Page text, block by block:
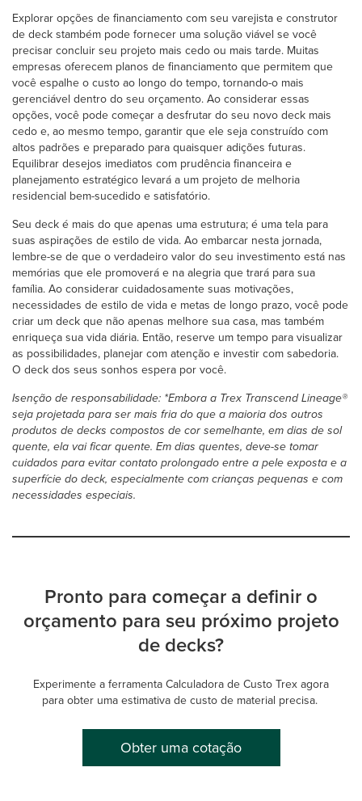
Explorar opções de financiamento com seu varejista e construtor
de deck stambém pode fornecer uma solução viável se você
precisar concluir seu projeto mais cedo ou mais tarde. Muitas
empresas oferecem planos de financiamento que permitem que
você espalhe o custo ao longo do tempo, tornando-o mais
gerenciável dentro do seu orçamento. Ao considerar essas
opções, você pode começar a desfrutar do seu novo deck mais
cedo e, ao mesmo tempo, garantir que ele seja construído com
altos padrões e preparado para quaisquer adições futuras.
Equilibrar desejos imediatos com prudência financeira e
planejamento estratégico levará a um projeto de melhoria
residencial bem-sucedido e satisfatório.
Seu deck é mais do que apenas uma estrutura; é uma tela para
suas aspirações de estilo de vida. Ao embarcar nesta jornada,
lembre-se de que o verdadeiro valor do seu investimento está nas
memórias que ele promoverá e na alegria que trará para sua
família. Ao considerar cuidadosamente suas motivações,
necessidades de estilo de vida e metas de longo prazo, você pode
criar um deck que não apenas melhore sua casa, mas também
enriqueça sua vida diária. Então, reserve um tempo para visualizar
as possibilidades, planejar com atenção e investir com sabedoria.
O deck dos seus sonhos espera por você.
Isenção de responsabilidade: *Embora a Trex Transcend Lineage®
seja projetada para ser mais fria do que a maioria dos outros
produtos de decks compostos de cor semelhante, em dias de sol
quente, ela vai ficar quente. Em dias quentes, deve-se tomar
cuidados para evitar contato prolongado entre a pele exposta e a
superfície do deck, especialmente com crianças pequenas e com
necessidades especiais.
Pronto para começar a definir o
orçamento para seu próximo projeto
de decks?
Experimente a ferramenta Calculadora de Custo Trex agora
para obter uma estimativa de custo de material precisa.
Obter uma cotação